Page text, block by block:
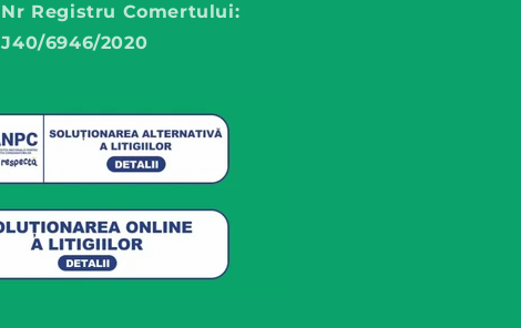
Nr Registru Comertului:
J40/6946/2020